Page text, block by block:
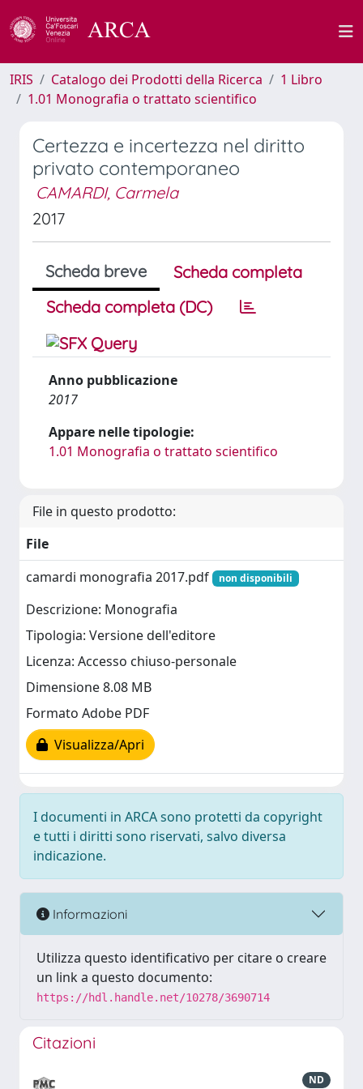
IRIS Catalogo dei Prodotti della Ricerca
1 Libro
1.01 Monografia o trattato scientifico
Certezza e incertezza nel diritto
privato contemporaneo
CAMARDI, Carmela
2017
Scheda breve
Scheda completa
Scheda completa (DC)
Anno pubblicazione
2017
Appare nelle tipologie:
1.01 Monografia o trattato scientifico
File in questo prodotto:
File
camardi monografia 2017.pdf
non disponibili
Descrizione: Monografia
Tipologia: Versione dell'editore
Licenza: Accesso chiuso-personale
Dimensione 8.08 MB
Formato Adobe PDF
Visualizza/Apri
I documenti in ARCA sono protetti da copyright
e tutti i diritti sono riservati, salvo diversa
indicazione.
Informazioni
Utilizza questo identificativo per citare o creare
un link a questo documento:
https://hdl.handle.net/10278/3690714
Citazioni
ND